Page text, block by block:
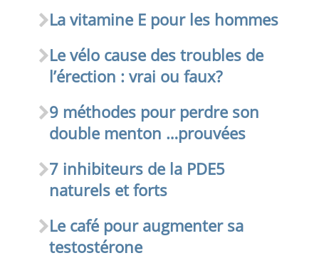
La vitamine E pour les hommes
Le vélo cause des troubles de
l’érection : vrai ou faux?
9 méthodes pour perdre son
double menton …prouvées
7 inhibiteurs de la PDE5
naturels et forts
Le café pour augmenter sa
testostérone